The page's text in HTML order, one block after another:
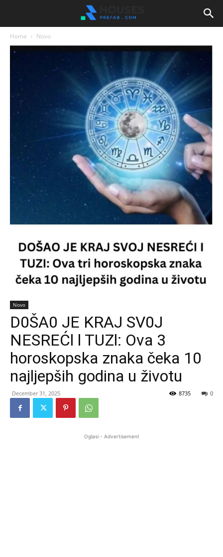
Home Novo
Novo
D0ŠA0 JE KRAJ SV0J
NESREĆl l TUZl: Ova 3
horoskopska znaka čeka 10
najljepših godina u životu
December 31, 2025 0
8735
Oglasi - Advertisement